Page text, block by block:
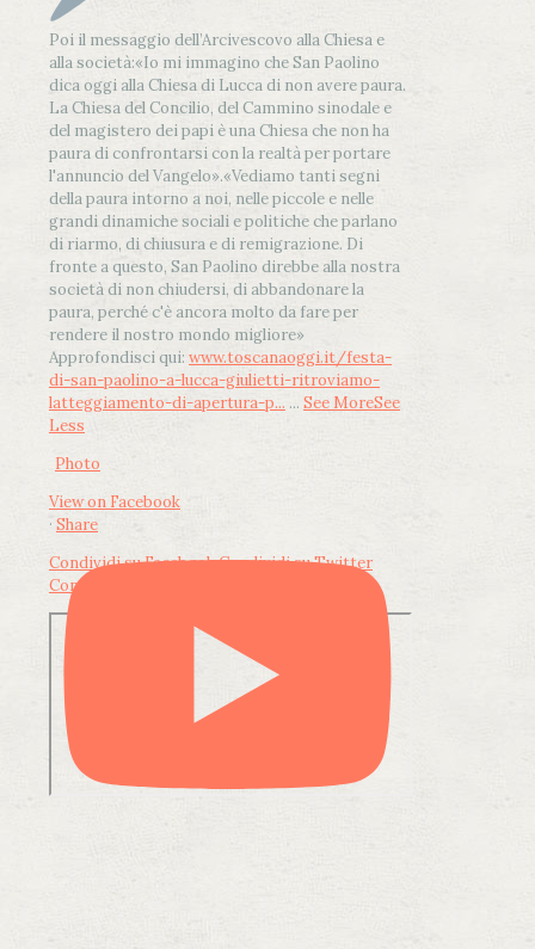
Poi il messaggio dell’Arcivescovo alla Chiesa e
alla società:«Io mi immagino che San Paolino
dica oggi alla Chiesa di Lucca di non avere paura.
La Chiesa del Concilio, del Cammino sinodale e
del magistero dei papi è una Chiesa che non ha
paura di confrontarsi con la realtà per portare
l'annuncio del Vangelo».«Vediamo tanti segni
della paura intorno a noi, nelle piccole e nelle
grandi dinamiche sociali e politiche che parlano
di riarmo, di chiusura e di remigrazione. Di
fronte a questo, San Paolino direbbe alla nostra
società di non chiudersi, di abbandonare la
paura, perché c'è ancora molto da fare per
rendere il nostro mondo migliore»
Approfondisci qui: www.toscanaoggi.it/festa-
di-san-paolino-a-lucca-giulietti-ritroviamo-
latteggiamento-di-apertura-p... ... See MoreSee
Less
Photo
View on Facebook
· Share
Condividi su FacebookCondividi su Twitter
Condividi su LinkedIn